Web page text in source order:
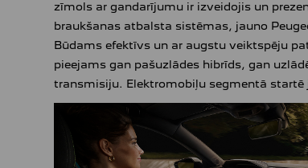
zīmols ar gandarījumu ir izveidojis un
braukšanas atbalsta sistēmas, jauno
Būdams efektīvs un ar augstu veiktspēju
pieejams gan pašuzlādes hibrīds, gan
transmisiju. Elektromobiļu segmentā startē